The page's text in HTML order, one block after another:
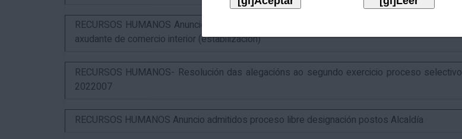
RECURSOS HUMANOS Anuncio puntuación definitiva concurso e anuncio final do proceso de
axudante de comercio interior (estabilización)
RECURSOS HUMANOS- Resolución das alegacións ao segundo exercicio proceso selectivo
2022007
RECURSOS HUMANOS Anuncio admitidos proceso libre designación postos Alcaldía